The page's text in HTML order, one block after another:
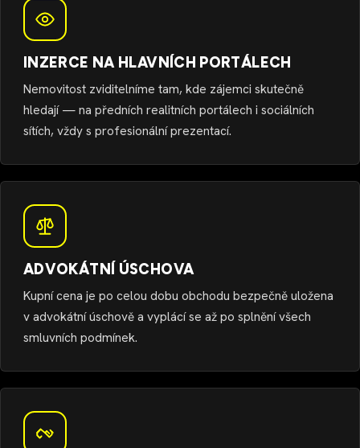
INZERCE NA HLAVNÍCH PORTÁLECH
Nemovitost zviditelníme tam, kde zájemci skutečně
hledají — na předních realitních portálech i sociálních
sítích, vždy s profesionální prezentací.
ADVOKÁTNÍ ÚSCHOVA
Kupní cena je po celou dobu obchodu bezpečně uložena
v advokátní úschově a vyplácí se až po splnění všech
smluvních podmínek.